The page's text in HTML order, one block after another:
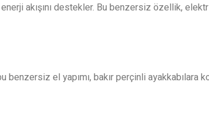
akışını destekler. Bu benzersiz özellik,
benzersiz el yapımı, bakır perçinli ayakkabılara